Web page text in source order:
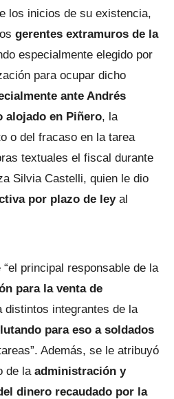
los inicios de su existencia,
gerentes extramuros de la
especialmente elegido por
para ocupar dicho
ante Andrés
alojado en Piñero, la
o del fracaso en la tarea
textuales el fiscal durante
Silvia Castelli, quien le dio
por plazo de leyal
“el principal responsable de la
para la venta de
distintos integrantes de la
para eso a soldados
Además, se le atribuyó
de la administración y
dinero recaudado por la